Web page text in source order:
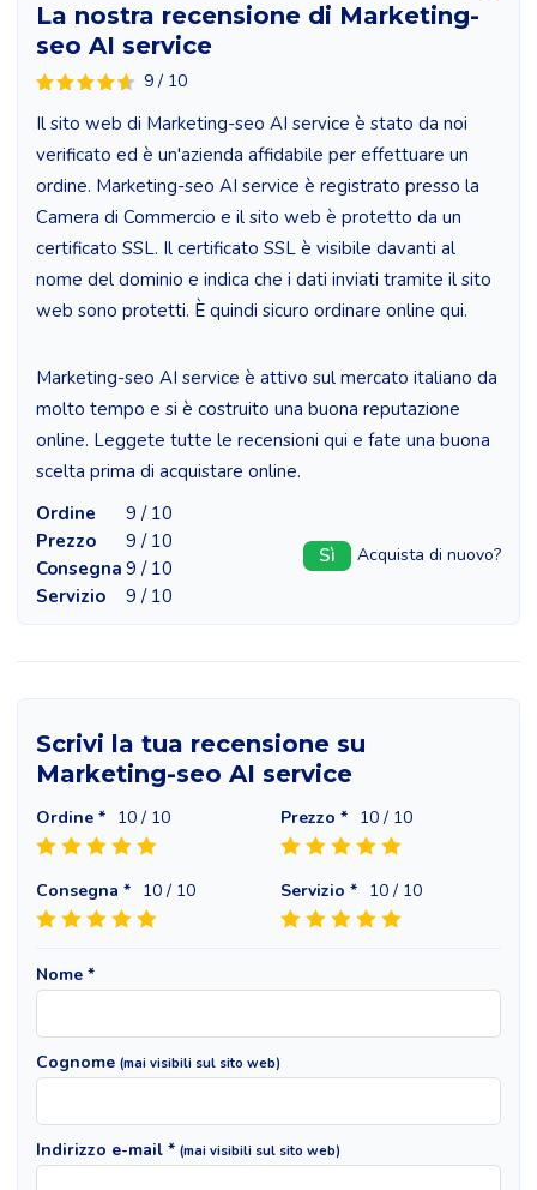
La nostra recensione di Marketing-
seo AI service
9 / 10
Il sito web di Marketing-seo AI service è stato da noi
verificato ed è un'azienda affidabile per effettuare un
ordine. Marketing-seo AI service è registrato presso la
Camera di Commercio e il sito web è protetto da un
certificato SSL. Il certificato SSL è visibile davanti al
nome del dominio e indica che i dati inviati tramite il sito
web sono protetti. È quindi sicuro ordinare online qui.
Marketing-seo AI service è attivo sul mercato italiano da
molto tempo e si è costruito una buona reputazione
online. Leggete tutte le recensioni qui e fate una buona
scelta prima di acquistare online.
Ordine
9 / 10
Prezzo
9 / 10
Consegna 9 / 10
Servizio
9 / 10
Sì Acquista di nuovo?
Scrivi la tua recensione su
Marketing-seo AI service
Ordine * 10 / 10 Prezzo * 10 / 10
Consegna * 10 / 10 Servizio * 10 / 10
Nome *
Cognome (mai visibili sul sito web)
Indirizzo e-mail * (mai visibili sul sito web)